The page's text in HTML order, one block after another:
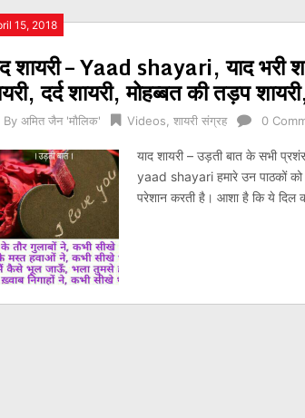
15, 2018
शायरी – Yaad shayari, याद भरी
दर्द शायरी, मोहब्बत की तड़प
By अमित जैन 'मौलिक' Videos शायरी संग्रह 0
याद शायरी – उड़ती बात के सभी
yaad shayari हमारे उन पाठकों को
परेशान करती है। आशा है कि ये दिल